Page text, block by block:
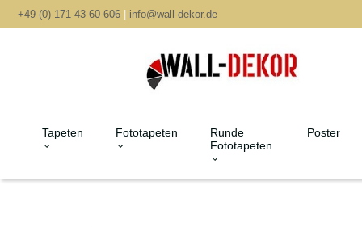
+49 (0) 171 43 60 606 | info@wall-dekor.de
Tapeten Fototapeten
Runde
Fototapeten
Poster